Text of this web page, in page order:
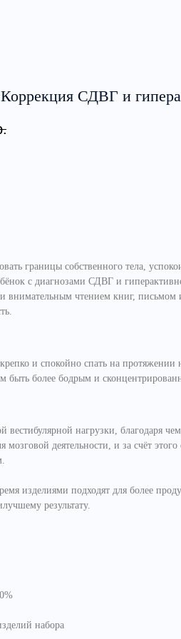
СДВГ и
границы собственного тела,
с диагнозами СДВГ и
внимательным чтением книг,
и спокойно спать на
быть более бодрым и
вестибулярной нагрузки, благодаря
мозговой деятельности, и за счёт
изделиями подходят для более
результату.
набора